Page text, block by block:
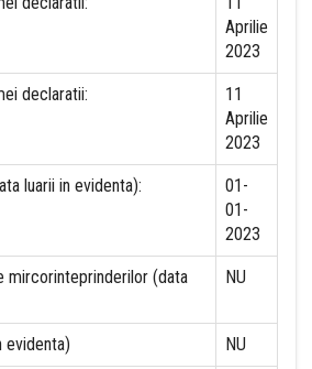
Aprilie
2023
declaratii:
11
Aprilie
2023
luarii in evidenta):
01-
01-
2023
mircorinteprinderilor (data
NU
evidenta) NU